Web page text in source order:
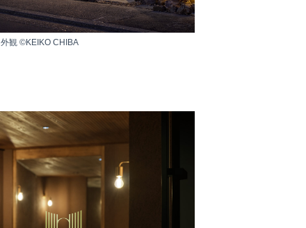
外観 ©KEIKO CHIBA